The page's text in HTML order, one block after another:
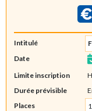
Intitulé
Date
Limite inscription
Durée prévisible
Places